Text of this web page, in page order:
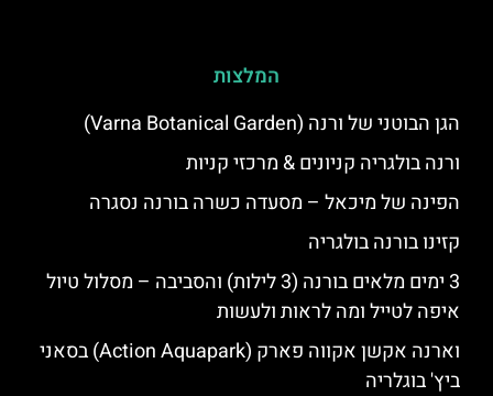
המלצות
הגן הבוטני של ורנה (Varna Botanical Garden)
ורנה בולגריה קניונים & מרכזי קניות
הפינה של מיכאל – מסעדה כשרה בורנה נסגרה
קזינו בורנה בולגריה
3 ימים מלאים בורנה (3 לילות) והסביבה – מסלול טיול
איפה לטייל ומה לראות ולעשות
וארנה אקשן אקווה פארק (Action Aquapark) בסאני
ביץ' בוגלריה